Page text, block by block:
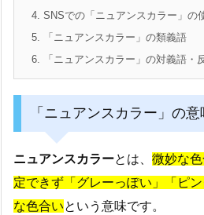
4. SNSでの「ニュアンスカラー」の
5. 「ニュアンスカラー」の類義語
6. 「ニュアンスカラー」の対義語・
「ニュアンスカラー」の
ニュアンスカラーとは、 微妙な
定できず「グレーっぽい」「ピ
な色合いという意味です。